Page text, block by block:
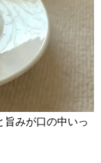
旨みが口の中いっ